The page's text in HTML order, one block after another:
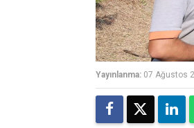
Yayınlanma: 07 Ağustos